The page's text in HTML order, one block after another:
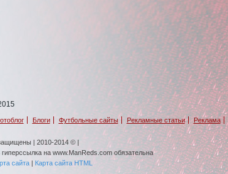
Блоги Футбольные сайты Рекламные статьи Реклама
| 2010-2014 © |
на www.ManReds.com обязательна
сайта| Карта сайта HTML